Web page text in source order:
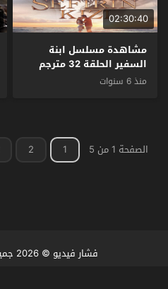
02:30:40
مشاهدة مسلسل ابنة
السفير الحلقة 32 مترجم
منذ 6 سنوات
الصفحة 1 من 5 1
2
فشار فيديو © 2026 جميع الحقوق محفوظة.